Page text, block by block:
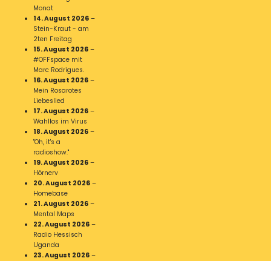
Monat
14. August 2026 –
Stein-Kraut - am
2ten Freitag
15. August 2026 –
#OFFspace mit
Marc Rodrigues.
16. August 2026 –
Mein Rosarotes
Liebeslied
17. August 2026 –
Wahllos im Virus
18. August 2026 –
"Oh, it's a
radioshow."
19. August 2026 –
Hörnerv
20. August 2026 –
Homebase
21. August 2026 –
Mental Maps
22. August 2026 –
Radio Hessisch
Uganda
23. August 2026 –